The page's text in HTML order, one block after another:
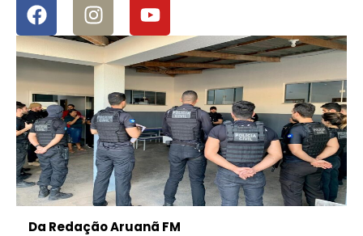
Da Redação Aruanã FM